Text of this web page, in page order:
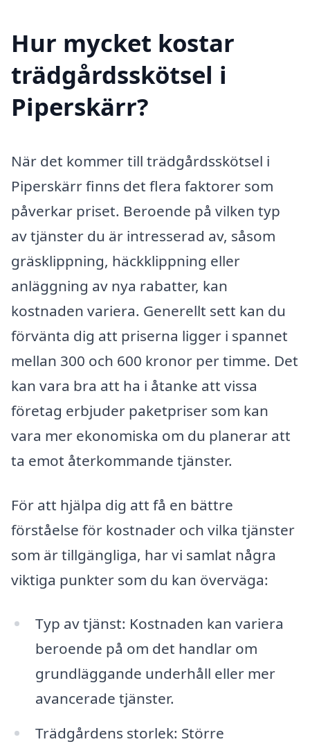
Hur mycket kostar
trädgårdsskötsel i
Piperskärr?
När det kommer till trädgårdsskötsel i
Piperskärr finns det flera faktorer som
påverkar priset. Beroende på vilken typ
av tjänster du är intresserad av, såsom
gräsklippning, häckklippning eller
anläggning av nya rabatter, kan
kostnaden variera. Generellt sett kan du
förvänta dig att priserna ligger i spannet
mellan 300 och 600 kronor per timme. Det
kan vara bra att ha i åtanke att vissa
företag erbjuder paketpriser som kan
vara mer ekonomiska om du planerar att
ta emot återkommande tjänster.
För att hjälpa dig att få en bättre
förståelse för kostnader och vilka tjänster
som är tillgängliga, har vi samlat några
viktiga punkter som du kan överväga:
Typ av tjänst: Kostnaden kan variera
beroende på om det handlar om
grundläggande underhåll eller mer
avancerade tjänster.
Trädgårdens storlek: Större